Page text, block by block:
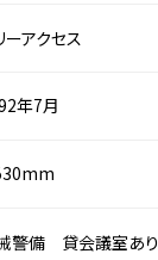
ーアクセス
年7月
警備 貸会議室あり